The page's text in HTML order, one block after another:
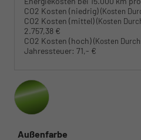
CO2 Kosten (niedrig)(Kosten
CO2 Kosten (mittel)(Kosten
2.757,38 €
CO2 Kosten (hoch)(Kosten
Jahressteuer: 71,- €
Außenfarbe